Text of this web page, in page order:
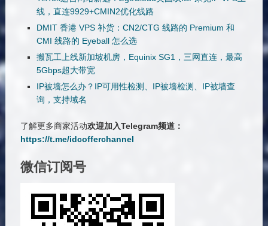
线，直连9929+CMIN2优化线路
DMIT 香港 VPS 补货：CN2/CTG 线路的 Premium 和
CMI 线路的 Eyeball 怎么选
搬瓦工上线新加坡机房，Equinix SG1，三网直连，最高
5Gbps超大带宽
IP被墙怎么办？IP可用性检测、IP被墙检测、IP被墙查
询，支持域名
了解更多商家活动欢迎加入Telegram频道：
https://t.me/idcofferchannel
微信订阅号